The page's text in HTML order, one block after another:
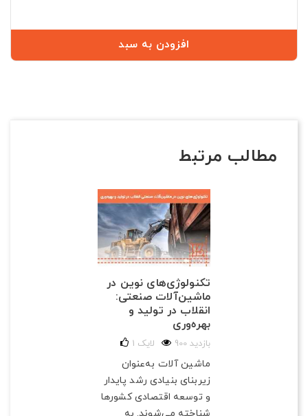
افزودن به سبد
مطالب مرتبط
تکنولوژی‌های نوین در
ماشین‌آلات صنعتی:
انقلاب در تولید و
بهره‌وری
900 بازدید 1 لایک
ماشین آلات به‌عنوان
زیربنای بنیادی رشد پایدار
و توسعه اقتصادی کشورها